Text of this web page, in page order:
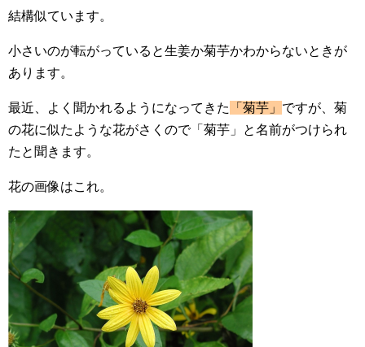
結構似ています。
小さいのが転がっていると生姜か菊芋かわからないときが
あります。
最近、よく聞かれるようになってきた 「菊芋」 ですが、菊
の花に似たような花がさくので「菊芋」と名前がつけられ
たと聞きます。
花の画像はこれ。